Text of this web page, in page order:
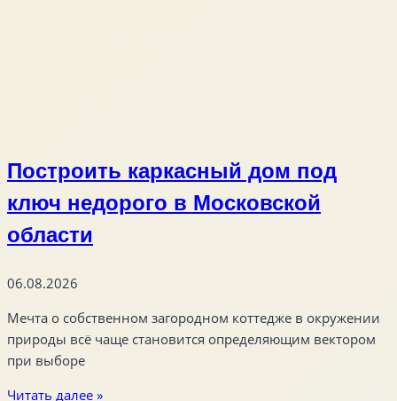
Построить каркасный дом под
ключ недорого в Московской
области
06.08.2026
Мечта о собственном загородном коттедже в окружении
природы всё чаще становится определяющим вектором
при выборе
Читать далее »